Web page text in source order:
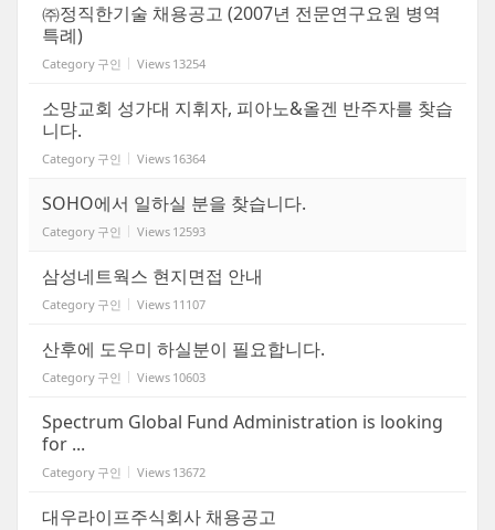
㈜정직한기술 채용공고 (2007년 전문연구요원 병역
특례)
Category 구인 Views 13254
소망교회 성가대 지휘자, 피아노&올겐 반주자를 찾습
니다.
Category 구인 Views 16364
SOHO에서 일하실 분을 찾습니다.
Category 구인 Views 12593
삼성네트웍스 현지면접 안내
Category 구인 Views 11107
산후에 도우미 하실분이 필요합니다.
Category 구인 Views 10603
Spectrum Global Fund Administration is looking
for ...
Category 구인 Views 13672
대우라이프주식회사 채용공고